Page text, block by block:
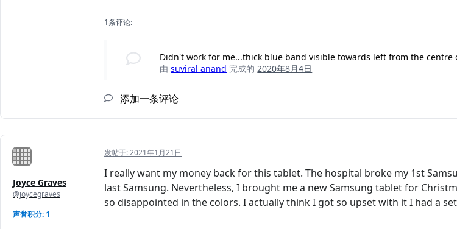
1条评论:
Didn't work for me...thick blue band visible towards left from the centre
由 suviral anand 完成的2020年8月4日
添加一条评论
Joyce Graves
@joycegraves
声誉积分: 1
发帖于:2021年1月21日
I really want my money back for this tablet. The hospital broke my 1st
last Samsung. Nevertheless, I brought me a new Samsung tablet for
so disappointed in the colors. I actually think I got so upset with it I had a